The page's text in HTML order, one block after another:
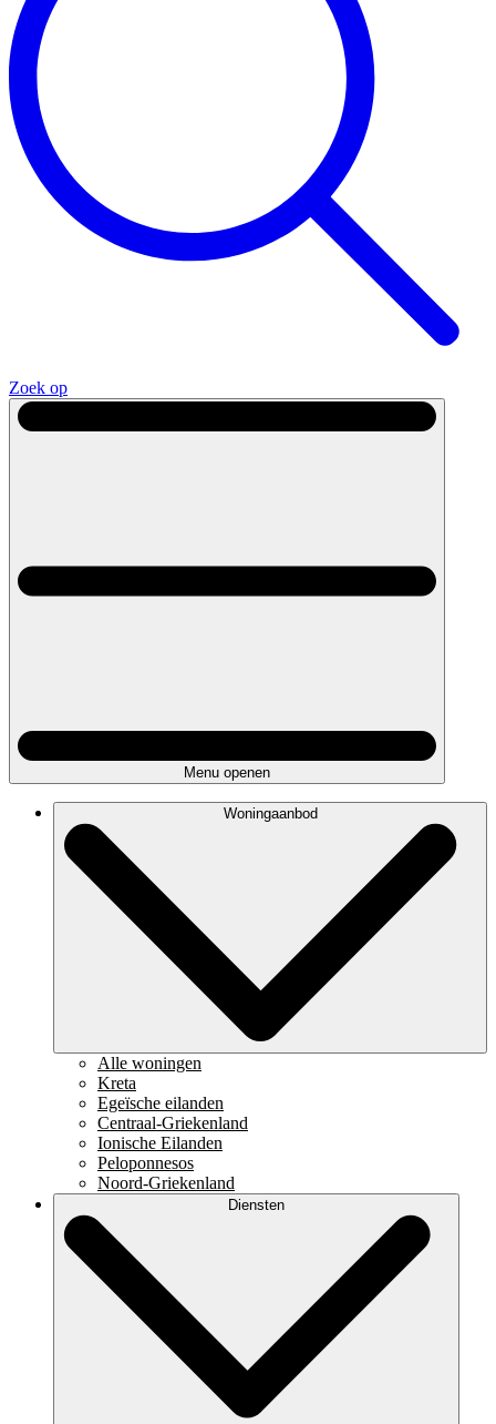
Zoek op
Menu openen
Woningaanbod
Alle woningen
Kreta
Egeïsche eilanden
Centraal-Griekenland
Ionische Eilanden
Peloponnesos
Noord-Griekenland
Diensten